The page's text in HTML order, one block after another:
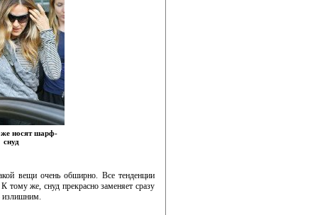
носят шарф-
снуд
вещи очень обширно. Все тенденции
тому же, снуд прекрасно заменяет сразу
излишним.